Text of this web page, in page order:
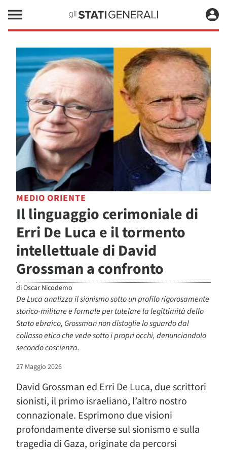
MEDIO ORIENTE
Il linguaggio cerimoniale di
Erri De Luca e il tormento
intellettuale di David
Grossman a confronto
diOscar Nicodemo
De Luca analizza il sionismo sotto un profilo rigorosamente
storico-militare e formale per tutelare la legittimità dello
Stato ebraico, Grossman non distoglie lo sguardo dal
collasso etico che vede sotto i propri occhi, denunciandolo
secondo coscienza.
27 Maggio 2026
David Grossman ed Erri De Luca, due scrittori
sionisti, il primo israeliano, l’altro nostro
connazionale. Esprimono due visioni
profondamente diverse sul sionismo e sulla
tragedia di Gaza, originate da percorsi